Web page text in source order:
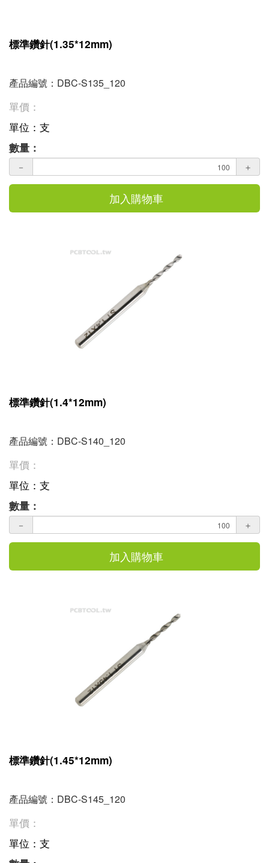
標準鑽針(1.35*12mm)
產品編號：DBC-S135_120
單價：
單位：支
數量：
－ ＋
加入購物車
標準鑽針(1.4*12mm)
產品編號：DBC-S140_120
單價：
單位：支
數量：
－ ＋
加入購物車
標準鑽針(1.45*12mm)
產品編號：DBC-S145_120
單價：
單位：支